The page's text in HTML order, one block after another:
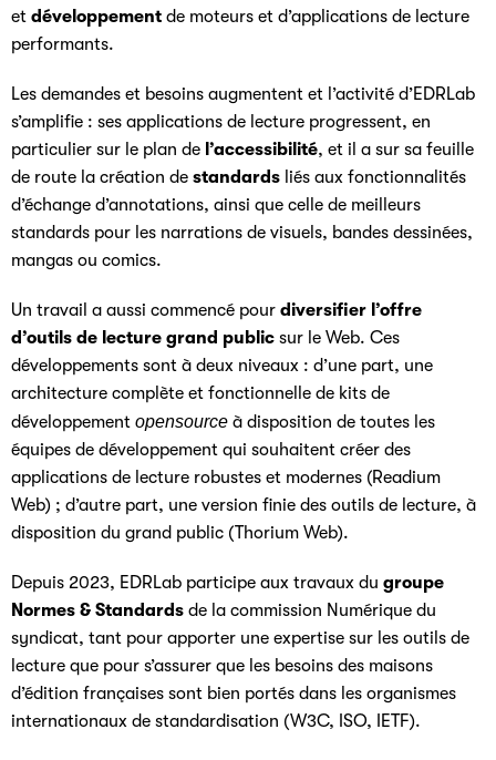
et développement de moteurs et d’applications de lecture
performants.
Les demandes et besoins augmentent et l’activité d’EDRLab
s’amplifie : ses applications de lecture progressent, en
particulier sur le plan de l’accessibilité, et il a sur sa feuille
de route la création de standards liés aux fonctionnalités
d’échange d’annotations, ainsi que celle de meilleurs
standards pour les narrations de visuels, bandes dessinées,
mangas ou comics.
Un travail a aussi commencé pour diversifier l’offre
d’outils de lecture grand public sur le Web. Ces
développements sont à deux niveaux : d’une part, une
architecture complète et fonctionnelle de kits de
développement opensource à disposition de toutes les
équipes de développement qui souhaitent créer des
applications de lecture robustes et modernes (Readium
Web) ; d’autre part, une version finie des outils de lecture, à
disposition du grand public (Thorium Web).
Depuis 2023, EDRLab participe aux travaux du groupe
Normes & Standards de la commission Numérique du
syndicat, tant pour apporter une expertise sur les outils de
lecture que pour s’assurer que les besoins des maisons
d’édition françaises sont bien portés dans les organismes
internationaux de standardisation (W3C, ISO, IETF).